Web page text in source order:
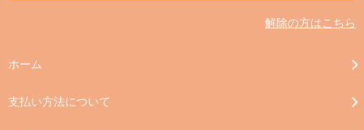
解除の方はこちら
ホーム
支払い方法について